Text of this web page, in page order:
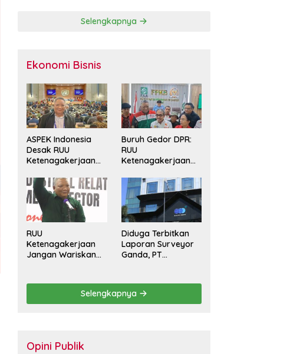
Selengkapnya
Ekonomi Bisnis
ASPEK Indonesia
Desak RUU
Ketenagakerjaan
Perlindungan
Pekerja dan Jamin
Hak Pesangon
Buruh Gedor DPR:
RUU
Ketenagakerjaan
Kontrak Maksimal
Setahun dan
Pulihkan Upah
Berbasis KHL
RUU
Ketenagakerjaan
Jangan Wariskan
Hidup
Diduga Terbitkan
Laporan Surveyor
Ganda, PT
Desakan Copot
Total Direksi dan
Selengkapnya
Opini Publik